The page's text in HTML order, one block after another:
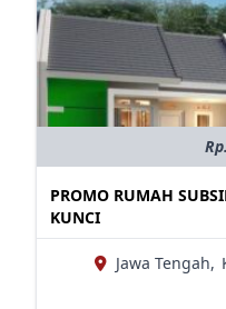
PROMO RUMAH
KUNCI
Jawa Tengah,